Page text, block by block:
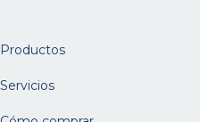
Productos
Servicios